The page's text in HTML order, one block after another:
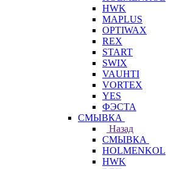
HWK
MAPLUS
OPTIWAX
REX
START
SWIX
VAUHTI
VORTEX
YES
ФЭСТА
СМЫВКА
Назад
СМЫВКА
HOLMENKOL
HWK